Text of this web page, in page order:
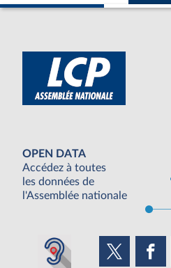
OPEN DATA
Accédez à toutes
les données de
l'Assemblée nationale